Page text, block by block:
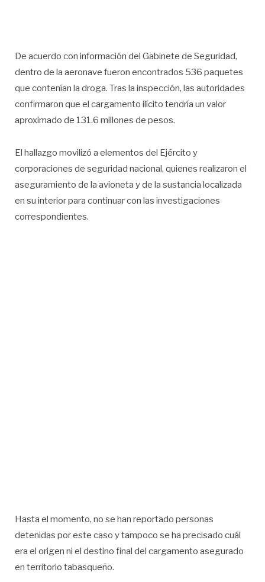
De acuerdo con información del Gabinete de Seguridad,
dentro de la aeronave fueron encontrados 536 paquetes
que contenían la droga. Tras la inspección, las autoridades
confirmaron que el cargamento ilícito tendría un valor
aproximado de 131.6 millones de pesos.
El hallazgo movilizó a elementos del Ejército y
corporaciones de seguridad nacional, quienes realizaron el
aseguramiento de la avioneta y de la sustancia localizada
en su interior para continuar con las investigaciones
correspondientes.
Hasta el momento, no se han reportado personas
detenidas por este caso y tampoco se ha precisado cuál
era el origen ni el destino final del cargamento asegurado
en territorio tabasqueño.